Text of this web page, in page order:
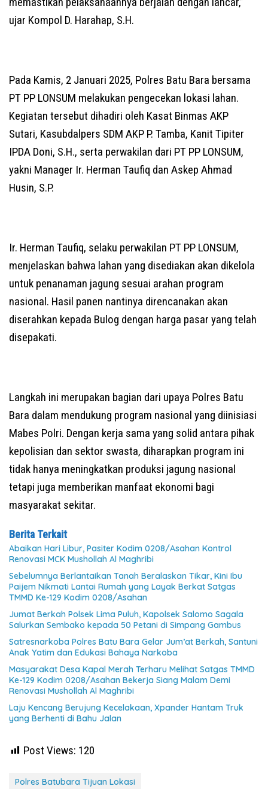
ujar Kompol D. Harahap, S.H.
Pada Kamis, 2 Januari 2025, Polres Batu Bara bersama
PT PP LONSUM melakukan pengecekan lokasi lahan.
Kegiatan tersebut dihadiri oleh Kasat Binmas AKP
Sutari, Kasubdalpers SDM AKP P. Tamba, Kanit Tipiter
IPDA Doni, S.H., serta perwakilan dari PT PP LONSUM,
yakni Manager Ir. Herman Taufiq dan Askep Ahmad
Husin, S.P.
Ir. Herman Taufiq, selaku perwakilan PT PP LONSUM,
menjelaskan bahwa lahan yang disediakan akan dikelola
untuk penanaman jagung sesuai arahan program
nasional. Hasil panen nantinya direncanakan akan
diserahkan kepada Bulog dengan harga pasar yang telah
disepakati.
Langkah ini merupakan bagian dari upaya Polres Batu
Bara dalam mendukung program nasional yang diinisiasi
Mabes Polri. Dengan kerja sama yang solid antara pihak
kepolisian dan sektor swasta, diharapkan program ini
tidak hanya meningkatkan produksi jagung nasional
tetapi juga memberikan manfaat ekonomi bagi
masyarakat sekitar.
Berita Terkait
Abaikan Hari Libur, Pasiter Kodim 0208/Asahan Kontrol
Renovasi MCK Mushollah Al Maghribi
Sebelumnya Berlantaikan Tanah Beralaskan Tikar, Kini Ibu
Paijem Nikmati Lantai Rumah yang Layak Berkat Satgas
TMMD Ke-129 Kodim 0208/Asahan
Jumat Berkah Polsek Lima Puluh, Kapolsek Salomo Sagala
Salurkan Sembako kepada 50 Petani di Simpang Gambus
Satresnarkoba Polres Batu Bara Gelar Jum’at Berkah, Santuni
Anak Yatim dan Edukasi Bahaya Narkoba
Masyarakat Desa Kapal Merah Terharu Melihat Satgas TMMD
Ke-129 Kodim 0208/Asahan Bekerja Siang Malam Demi
Renovasi Mushollah Al Maghribi
Laju Kencang Berujung Kecelakaan, Xpander Hantam Truk
yang Berhenti di Bahu Jalan
Post Views: 120
Polres Batubara Tijuan Lokasi